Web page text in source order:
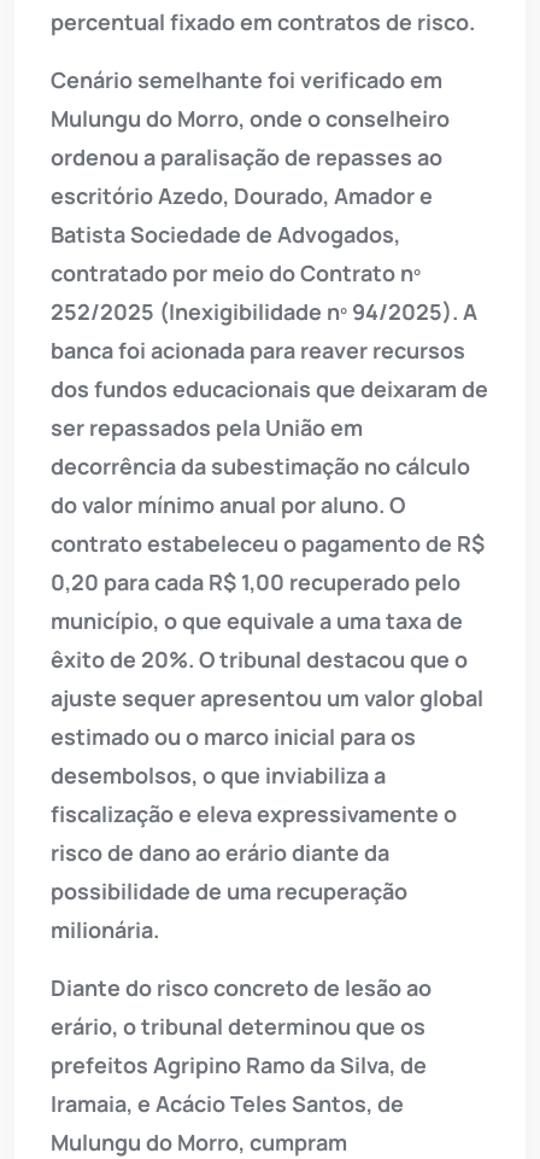
percentual fixado em contratos de risco.
Cenário semelhante foi verificado em
Mulungu do Morro, onde o conselheiro
ordenou a paralisação de repasses ao
escritório Azedo, Dourado, Amador e
Batista Sociedade de Advogados,
contratado por meio do Contrato nº
252/2025 (Inexigibilidade nº 94/2025). A
banca foi acionada para reaver recursos
dos fundos educacionais que deixaram de
ser repassados pela União em
decorrência da subestimação no cálculo
do valor mínimo anual por aluno. O
contrato estabeleceu o pagamento de R$
0,20 para cada R$ 1,00 recuperado pelo
município, o que equivale a uma taxa de
êxito de 20%. O tribunal destacou que o
ajuste sequer apresentou um valor global
estimado ou o marco inicial para os
desembolsos, o que inviabiliza a
fiscalização e eleva expressivamente o
risco de dano ao erário diante da
possibilidade de uma recuperação
milionária.
Diante do risco concreto de lesão ao
erário, o tribunal determinou que os
prefeitos Agripino Ramo da Silva, de
Iramaia, e Acácio Teles Santos, de
Mulungu do Morro, cumpram